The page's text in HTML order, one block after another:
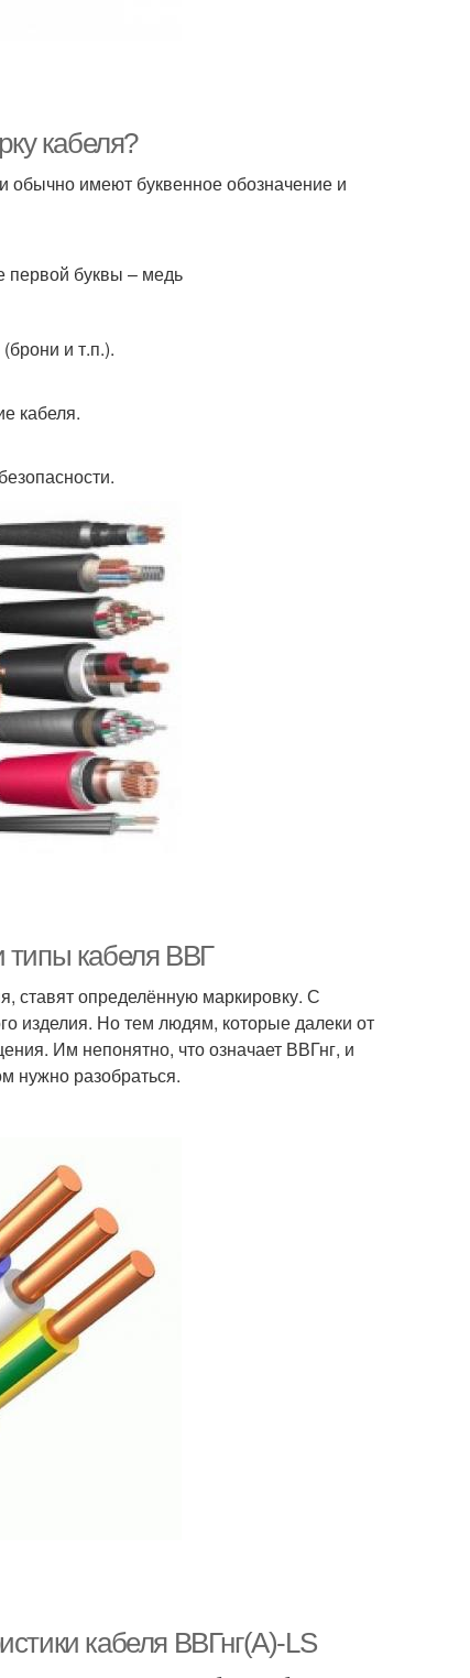
кабеля?
обычно имеют буквенное обозначение и
первой буквы – медь
и т.п.).
кабеля.
типы кабеля ВВГ
ставят определённую маркировку. С
изделия. Но тем людям, которые далеки от
Им непонятно, что означает ВВГнг, и
нужно разобраться.
кабеля ВВГнг(A)-LS